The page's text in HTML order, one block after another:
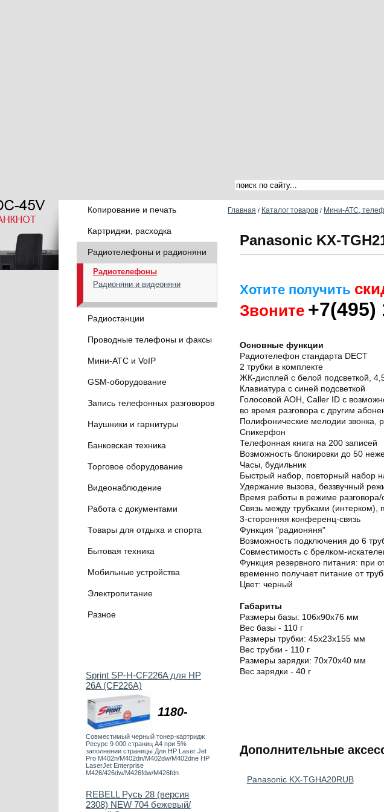
Копирование и печать
Картриджи, расходка
Радиотелефоны и радионяни
Радиотелефоны
Радионяни и видеоняни
Радиостанции
Проводные телефоны и факсы
Мини-АТС и VoIP
GSM-оборудование
Запись телефонных разговоров
Наушники и гарнитуры
Банковская техника
Торговое оборудование
Видеонаблюдение
Работа с документами
Товары для отдыха и спорта
Бытовая техника
Мобильные устройства
Электропитание
Разное
1180-
Sprint SP-H-CF226A для HP
26A (CF226A)
Совместимый черный тонер-картридж
Ресурс 9 000 страниц А4 при 5%
заполнении страницы Для HP Laser Jet
Pro M402n/M402dn/M402dw/M402dne HP
LaserJet Enterprise
M426/426dw/M426fdw/M426fdn
REBELL Русь 28 (версия
2308) NEW 704 бежевый/
Главная / Каталог товаров / Мини-АТС,
Panasonic KX-
Хотите получить
Звоните +7(495)
Основные функции
Радиотелефон стандарта DECT
2 трубки в комплекте
ЖК-дисплей с белой подсветкой,
Клавиатура с синей подсветкой
Голосовой АОН, Caller ID с
во время разговора с другим
Полифонические мелодии звонка,
Спикерфон
Телефонная книга на 200 записей
Возможность блокировки до 50
Часы, будильник
Быстрый набор, повторный набор
Удержание вызова, беззвучный
Время работы в режиме
Связь между трубками (интерком),
3-сторонняя конференц-связь
Функция "радионяня"
Возможность подключения до 6
Совместимость с брелком-
Функция резервного питания: при
временно получает питание от
Цвет: черный
Габариты
Размеры базы: 106х90х76 мм
Вес базы - 110 г
Размеры трубки: 45х23х155 мм
Вес трубки - 110 г
Размеры зарядки: 70х70х40 мм
Вес зарядки - 40 г
Дополнительные
Panasonic KX-TGHA20RUB